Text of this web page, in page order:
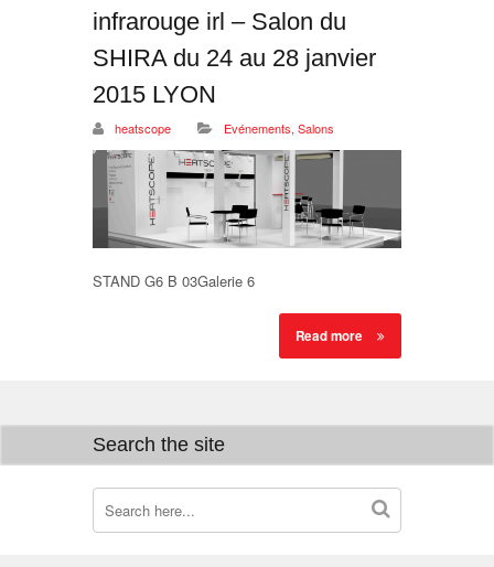
infrarouge irl – Salon du
SHIRA du 24 au 28 janvier
2015 LYON
heatscope Evénements, Salons
STAND G6 B 03Galerie 6
Read more
Search the site